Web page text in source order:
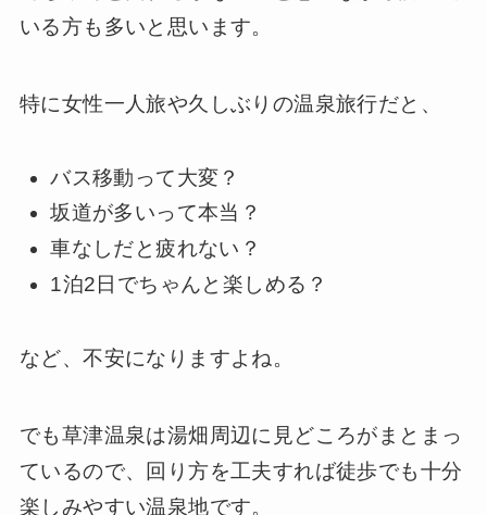
いる方も多いと思います。
特に女性一人旅や久しぶりの温泉旅行だと、
バス移動って大変？
坂道が多いって本当？
車なしだと疲れない？
1泊2日でちゃんと楽しめる？
など、不安になりますよね。
でも草津温泉は湯畑周辺に見どころがまとまっ
ているので、回り方を工夫すれば徒歩でも十分
楽しみやすい温泉地です。